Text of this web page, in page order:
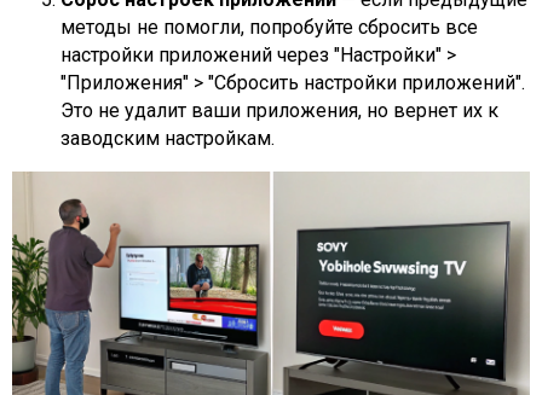
методы не помогли, попробуйте сбросить все
настройки приложений через "Настройки" >
"Приложения" > "Сбросить настройки приложений".
Это не удалит ваши приложения, но вернет их к
заводским настройкам.